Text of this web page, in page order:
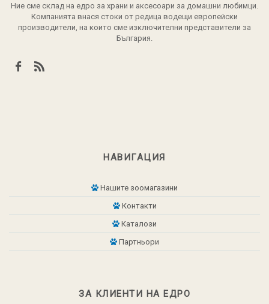
Ние сме склад на едро за храни и аксесоари за домашни любимци.
Компанията внася стоки от редица водещи европейски
производители, на които сме изключителни представители за
България.
НАВИГАЦИЯ
Нашите зоомагазини
Контакти
Каталози
Партньори
ЗА КЛИЕНТИ НА ЕДРО